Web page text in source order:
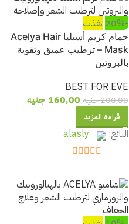
-20% نفذت
حمام كريم أسيليا Acelya Hair
Mask – ترطيب عميق وتقوية
بالبروتين
BEST FOR EVE
200,00جنيه 160,00 جنيه
قراءة المزيد
البائع: alasly